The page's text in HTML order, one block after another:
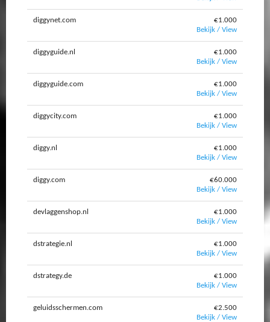
diggynet.com
€1.000
Bekijk / View
diggyguide.nl
€1.000
Bekijk / View
diggyguide.com
€1.000
Bekijk / View
diggycity.com
€1.000
Bekijk / View
diggy.nl
€1.000
Bekijk / View
diggy.com
€60.000
Bekijk / View
devlaggenshop.nl
€1.000
Bekijk / View
dstrategie.nl
€1.000
Bekijk / View
dstrategy.de
€1.000
Bekijk / View
geluidsschermen.com
€2.500
Bekijk / View